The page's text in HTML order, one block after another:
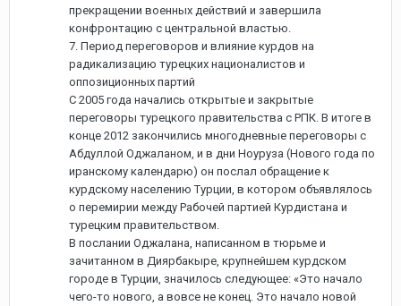
прекращении военных действий и завершила
конфронтацию с центральной властью.
7. Период переговоров и влияние курдов на
радикализацию турецких националистов и
оппозиционных партий
С 2005 года начались открытые и закрытые
переговоры турецкого правительства с РПК. В итоге в
конце 2012 закончились многодневные переговоры с
Абдуллой Оджаланом, и в дни Ноуруза (Нового года по
иранскому календарю) он послал обращение к
курдскому населению Турции, в котором объявлялось
о перемирии между Рабочей партией Курдистана и
турецким правительством.
В послании Оджалана, написанном в тюрьме и
зачитанном в Диярбакыре, крупнейшем курдском
городе в Турции, значилось следующее: «Это начало
чего-то нового, а вовсе не конец. Это начало новой